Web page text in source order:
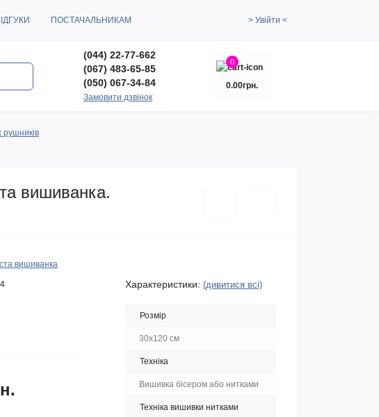
ПОСТАЧАЛЬНИКАМ > Увійти <
(044) 22-77-662
(067) 483-65-85
(050) 067-34-84
Замовити дзвінок
0
0.00грн.
рушників
вишиванка.
вишиванка
Характеристики: (дивитися всі)
Розмір
30х120 см
Техніка
Вишивка бісером або нитками
Техніка вишивки нитками